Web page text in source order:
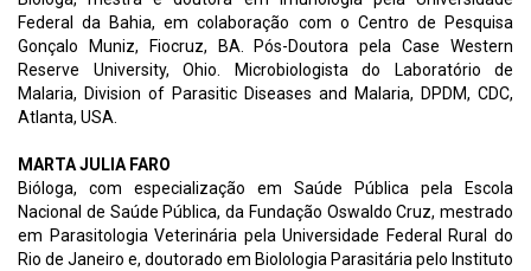
Federal da Bahia, em colaboração com o Centro de Pesquisa
Gonçalo Muniz, Fiocruz, BA. Pós-Doutora pela Case Western
Reserve University, Ohio. Microbiologista do Laboratório de
Malaria, Division of Parasitic Diseases and Malaria, DPDM, CDC,
Atlanta, USA.
MARTA JULIA FARO
Bióloga, com especialização em Saúde Pública pela Escola
Nacional de Saúde Pública, da Fundação Oswaldo Cruz, mestrado
em Parasitologia Veterinária pela Universidade Federal Rural do
Rio de Janeiro e, doutorado em Biolologia Parasitária pelo Instituto